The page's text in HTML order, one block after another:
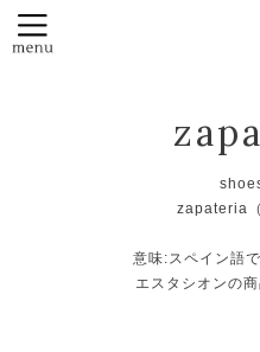
zapateria（
意味:スペイン語
エスタシオンの